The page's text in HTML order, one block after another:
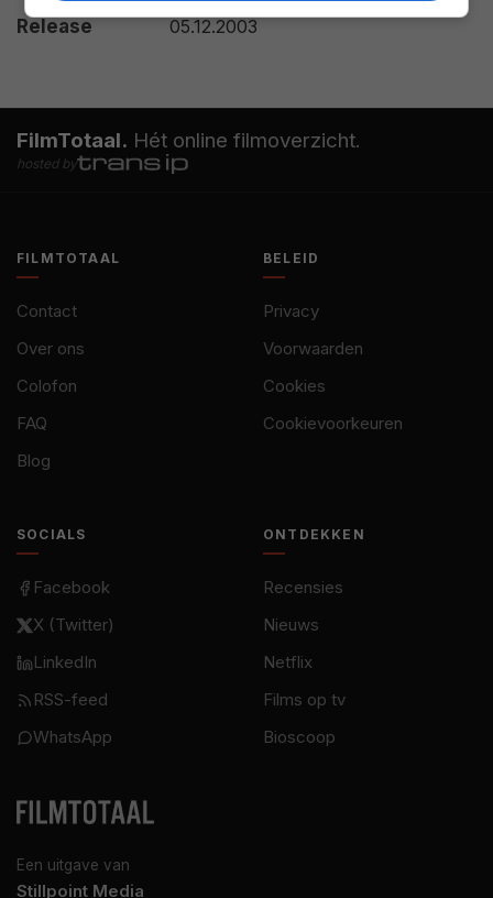
Release
05.12.2003
FilmTotaal. Hét online filmoverzicht.
hosted by
Een uitgave van
Stillpoint Media
FILMTOTAAL
Contact
Over ons
Colofon
FAQ
Blog
BELEID
Privacy
Voorwaarden
Cookies
Cookievoorkeuren
SOCIALS
Facebook
X (Twitter)
LinkedIn
RSS-feed
WhatsApp
ONTDEKKEN
Recensies
Nieuws
Netflix
Films op tv
Bioscoop